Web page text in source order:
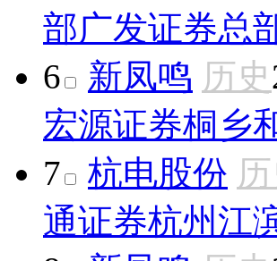
部广发证券总
6
新凤鸣 历史
宏源证券桐乡
7
杭电股份
通证券杭州江